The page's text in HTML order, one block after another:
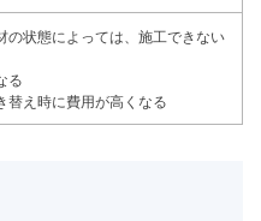
の状態によっては、施工できない
る
替え時に費用が高くなる